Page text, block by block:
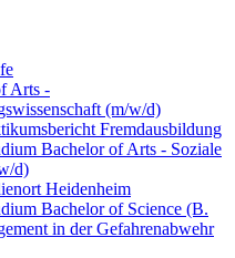
Arts -
(m/w/d)
Fremdausbildung
Bachelor of Arts - Soziale
d)
Heidenheim
Bachelor of Science (B.
in der Gefahrenabwehr